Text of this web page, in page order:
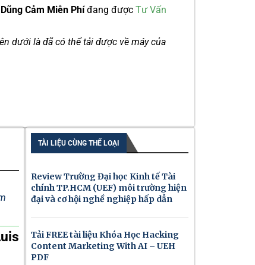
Cảm Miễn Phíđang được Tư Vấn
dưới là đã có thể tải được về máy của
TÀI LIỆU CÙNG THỂ LOẠI
Review Trường Đại học Kinh tế Tài
chính TP.HCM (UEF) môi trường hiện
đại và cơ hội nghề nghiệp hấp dẫn
Tải FREE tài liệu Khóa Học Hacking
Content Marketing With AI – UEH
PDF